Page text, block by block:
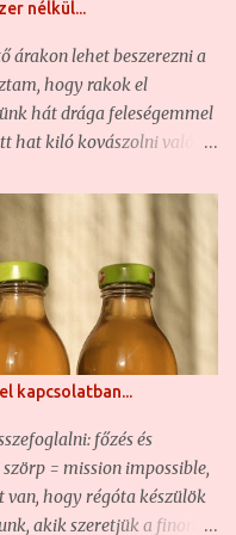
ismét reneszánszát éli. Mi
hát valljuk be: a
kapható (280-300
dió, a ...
nélkül...
árakon lehet beszerezni a
hogy rakok el
hát drága feleségemmel
hat kiló kovászolni való
is. A Fehérvári úti piac
friss kovászolni való
Az uborkák végén
az uborka illat érezhető
éreztem, hogy
a kovászolni való
még friss az uborka,
kezét. A sokszor
uborkáról ez már
kapható uborka már
Szóval, elindu...
kapcsolatban...
főzés és
= mission impossible,
van, hogy régóta készülök
akik szeretjük a finom